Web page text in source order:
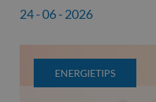
24 - 06 - 2026
ENERGIETIPS